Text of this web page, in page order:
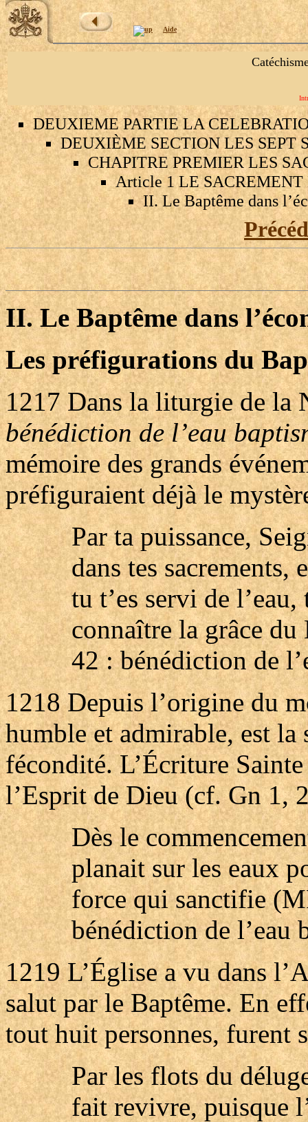
Aide
DEUXIEME PARTIE LA
DEUXIÈME SECTION LES SEPT
CHAPITRE PREMIER LES
Article 1 LE
II. Le Baptême dans
II. Le Baptême dans
Les préfigurations du
1217 Dans la liturgie de la
bénédiction de l’eau
mémoire des grands
préfiguraient déjà le
Par ta puissance,
dans tes sacrements,
tu t’es servi de
connaître la grâce
42 : bénédiction de
1218 Depuis l’origine du
humble et admirable, est la
fécondité. L’Écriture
l’Esprit de Dieu (cf. Gn 1,
Dès le
planait sur les eaux
force qui sanctifie
bénédiction de l’eau
1219 L’Église a vu dans
salut par le Baptême. En
tout huit personnes, furent
Par les flots du
fait revivre, puisque